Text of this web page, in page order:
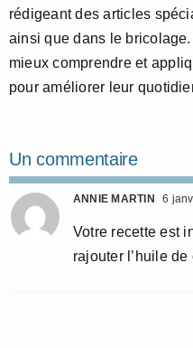
rédigeant des articles
ainsi que dans le
mieux comprendre et
pour améliorer leur
Un commentaire
ANNIE MARTIN 6
Votre recette est
rajouter l’huile de